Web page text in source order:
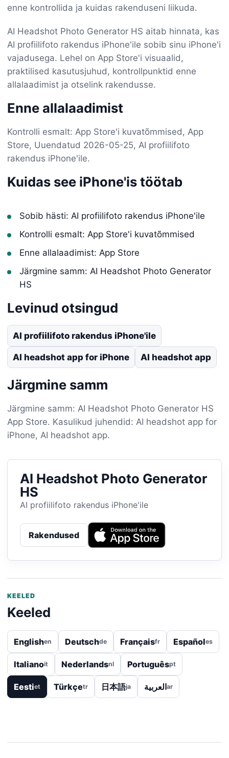
enne kontrollida ja kuidas rakenduseni liikuda.
AI Headshot Photo Generator HS aitab hinnata, kas
AI profiilifoto rakendus iPhone'ile sobib sinu iPhone'i
vajadusega. Lehel on App Store'i visuaalid,
praktilised kasutusjuhud, kontrollpunktid enne
allalaadimist ja otselink rakendusse.
Enne allalaadimist
Kontrolli esmalt: App Store'i kuvatõmmised, App
Store, Uuendatud 2026-05-25, AI profiilifoto
rakendus iPhone'ile.
Kuidas see iPhone'is töötab
Sobib hästi: AI profiilifoto rakendus iPhone'ile
Kontrolli esmalt: App Store'i kuvatõmmised
Enne allalaadimist: App Store
Järgmine samm: AI Headshot Photo Generator
HS
Levinud otsingud
AI profiilifoto rakendus iPhone'ile
AI headshot app for iPhone AI headshot app
Järgmine samm
Järgmine samm: AI Headshot Photo Generator HS
App Store. Kasulikud juhendid: AI headshot app for
iPhone, AI headshot app.
AI Headshot Photo Generator
HS
AI profiilifoto rakendus iPhone'ile
Rakendused
KEELED
Keeled
Englishen Deutschde Françaisfr Españoles
Italianoit Nederlandsnl Portuguêspt
Eestiet Türkçetr 日本語ja العربيةar